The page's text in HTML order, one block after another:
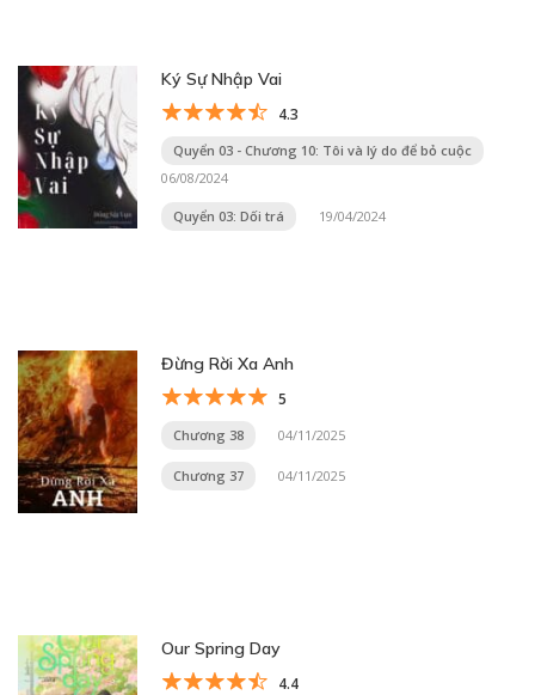
Ký Sự Nhập Vai
4.3
Quyển 03 - Chương 10: Tôi và lý do để bỏ cuộc
06/08/2024
Quyển 03: Dối trá 19/04/2024
Đừng Rời Xa Anh
5
Chương 38 04/11/2025
Chương 37 04/11/2025
Our Spring Day
4.4